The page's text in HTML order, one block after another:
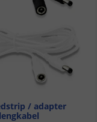
/ adapter